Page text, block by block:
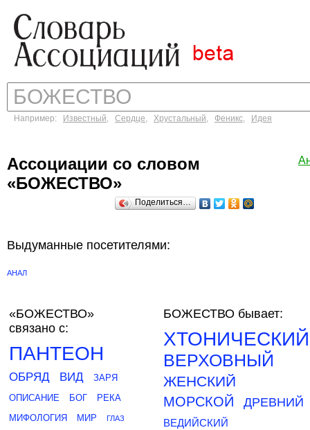
Например: Известный, Сердце, Хрустальный, Феникс, Идея
Ассоциации со словом
«БОЖЕСТВО»
Поделиться…
Выдуманные посетителями:
АНАЛ
«БОЖЕСТВО»
связано с:
ПАНТЕОН
ОБРЯД ВИД
ЗАРЯ
ОПИСАНИЕ
БОГ
РЕКА
МИФОЛОГИЯ
МИР ГЛАЗ
БОЖЕСТВО бывает:
ХТОНИЧЕСКИЙ
ВЕРХОВНЫЙ
ЖЕНСКИЙ
МОРСКОЙ ДРЕВНИЙ
ВЕДИЙСКИЙ